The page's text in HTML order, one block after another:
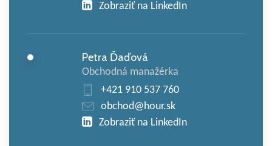
Zobraziť na LinkedIn
Petra Ďaďová
Obchodná manažérka
+421 910 537 760
obchod@hour.sk
Zobraziť na LinkedIn